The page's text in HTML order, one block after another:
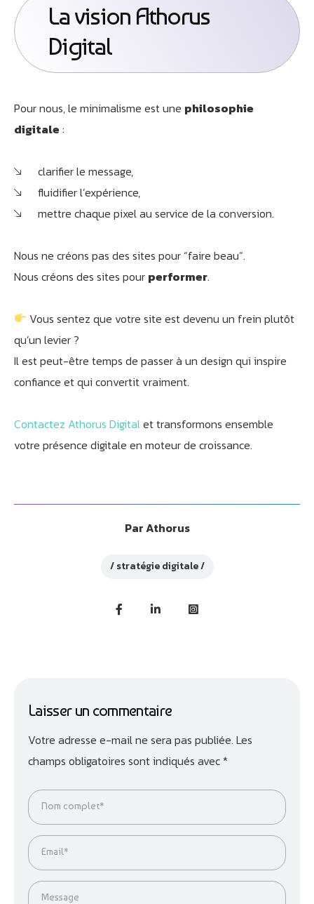
La vision Athorus
Digital
Pour nous, le minimalisme est une philosophie
digitale :
clarifier le message,
fluidifier l’expérience,
mettre chaque pixel au service de la conversion.
Nous ne créons pas des sites pour “faire beau”.
Nous créons des sites pour performer.
Vous sentez que votre site est devenu un frein plutôt
qu’un levier ?
Il est peut-être temps de passer à un design qui inspire
confiance et qui convertit vraiment.
Contactez Athorus Digitalet transformons ensemble
votre présence digitale en moteur de croissance.
ParAthorus
stratégie digitale
Laisser un commentaire
Votre adresse e-mail ne sera pas publiée. Les
champs obligatoires sont indiqués avec*
Nom complet*
Email*
Message